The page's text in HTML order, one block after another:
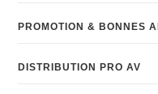
PROMOTION & BONNES
DISTRIBUTION PRO AV